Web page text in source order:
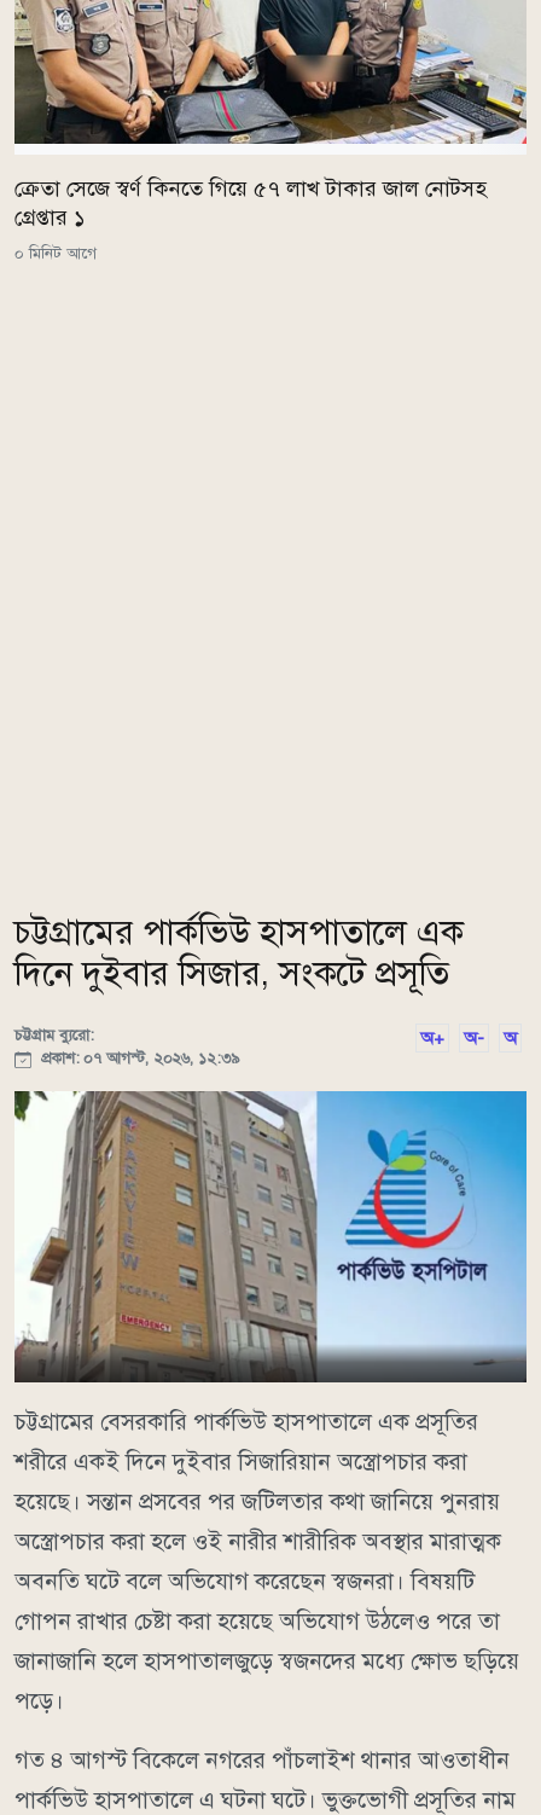
ক্রেতা সেজে স্বর্ণ কিনতে গিয়ে ৫৭ লাখ টাকার জাল নোটসহ
গ্রেপ্তার ১
০ মিনিট আগে
চট্টগ্রামের পার্কভিউ হাসপাতালে এক
দিনে দুইবার সিজার, সংকটে প্রসূতি
চট্টগ্রাম ব্যুরো:
প্রকাশ: ০৭ আগস্ট, ২০২৬, ১২:৩৯
অ+ অ- অ
চট্টগ্রামের বেসরকারি পার্কভিউ হাসপাতালে এক প্রসূতির
শরীরে একই দিনে দুইবার সিজারিয়ান অস্ত্রোপচার করা
হয়েছে। সন্তান প্রসবের পর জটিলতার কথা জানিয়ে পুনরায়
অস্ত্রোপচার করা হলে ওই নারীর শারীরিক অবস্থার মারাত্মক
অবনতি ঘটে বলে অভিযোগ করেছেন স্বজনরা। বিষয়টি
গোপন রাখার চেষ্টা করা হয়েছে অভিযোগ উঠলেও পরে তা
জানাজানি হলে হাসপাতালজুড়ে স্বজনদের মধ্যে ক্ষোভ ছড়িয়ে
পড়ে।
গত ৪ আগস্ট বিকেলে নগরের পাঁচলাইশ থানার আওতাধীন
পার্কভিউ হাসপাতালে এ ঘটনা ঘটে। ভুক্তভোগী প্রসূতির নাম